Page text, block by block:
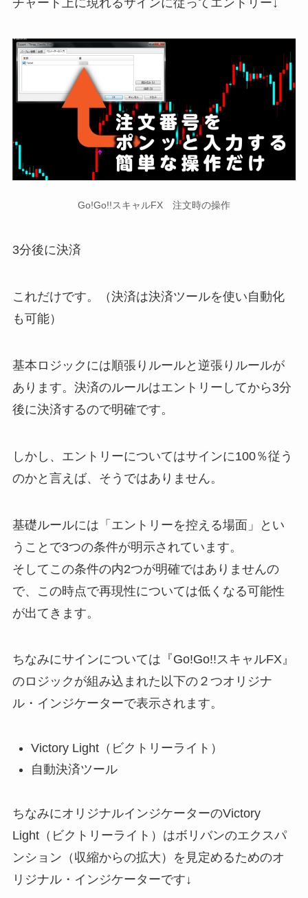
チャート上に現れるサインに従ってエントリー↓
Go!Go!!スキャルFX 注文時の操作
3分後に決済
これだけです。（決済は決済ツールを使い自動化
も可能）
基本ロジックには順張りルールと逆張りルールが
あります。決済のルールはエントリーしてから3分
後に決済するので明確です。
しかし、エントリーについてはサインに100％従う
のかと言えば、そうではありません。
基礎ルールには 「エントリーを控える場面」
とい
うことで3つの条件が明示されています。
そしてこの条件の内2つが明確ではありませんの
で、
この時点で再現性については低くなる可能性
が出てきます。
ちなみにサインについては『Go!Go!!スキャルFX』
のロジックが組み込まれた以下の２つオリジナ
ル・インジケーターで表示されます。
Victory Light（ビクトリーライト）
自動決済ツール
ちなみにオリジナルインジケーターのVictory
Light（ビクトリーライト）はボリバンのエクスパ
ンション（収縮からの拡大）を見定めるためのオ
リジナル・インジケーターです↓